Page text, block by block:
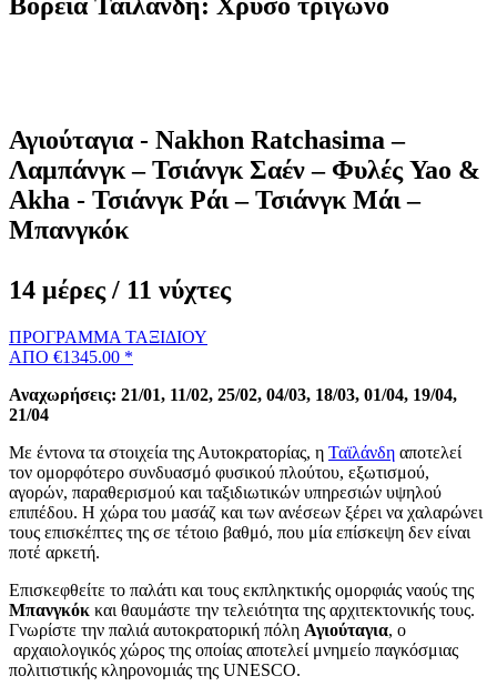
Αγιούταγια - Nakhon Ratchasima –
Λαμπάνγκ – Τσιάνγκ Σαέν – Φυλές Yao &
Akha - Τσιάνγκ Ράι – Τσιάνγκ Μάι –
Μπανγκόκ
14 μέρες / 11 νύχτες
ΠΡΟΓΡΑΜΜΑ ΤΑΞΙΔΙΟΥ
ΑΠΟ €1345.00 *
Αναχωρήσεις: 21/01, 11/02, 25/02, 04/03, 18/03, 01/04, 19/04,
21/04
Με έντονα τα στοιχεία της Αυτοκρατορίας, η Ταϊλάνδη αποτελεί
τον ομορφότερο συνδυασμό φυσικού πλούτου, εξωτισμού,
αγορών, παραθερισμού και ταξιδιωτικών υπηρεσιών υψηλού
επιπέδου. Η χώρα του μασάζ και των ανέσεων ξέρει να χαλαρώνει
τους επισκέπτες της σε τέτοιο βαθμό, που μία επίσκεψη δεν είναι
ποτέ αρκετή.
Επισκεφθείτε το παλάτι και τους εκπληκτικής ομορφιάς ναούς της
Μπανγκόκ και θαυμάστε την τελειότητα της αρχιτεκτονικής τους.
Γνωρίστε την παλιά αυτοκρατορική πόλη Αγιούταγια, ο
αρχαιολογικός χώρος της οποίας αποτελεί μνημείο παγκόσμιας
πολιτιστικής κληρονομιάς της UNESCO.